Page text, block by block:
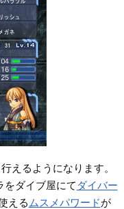
えるようになります。
をダイブ屋にて ダイバー
える ムスメパワードが